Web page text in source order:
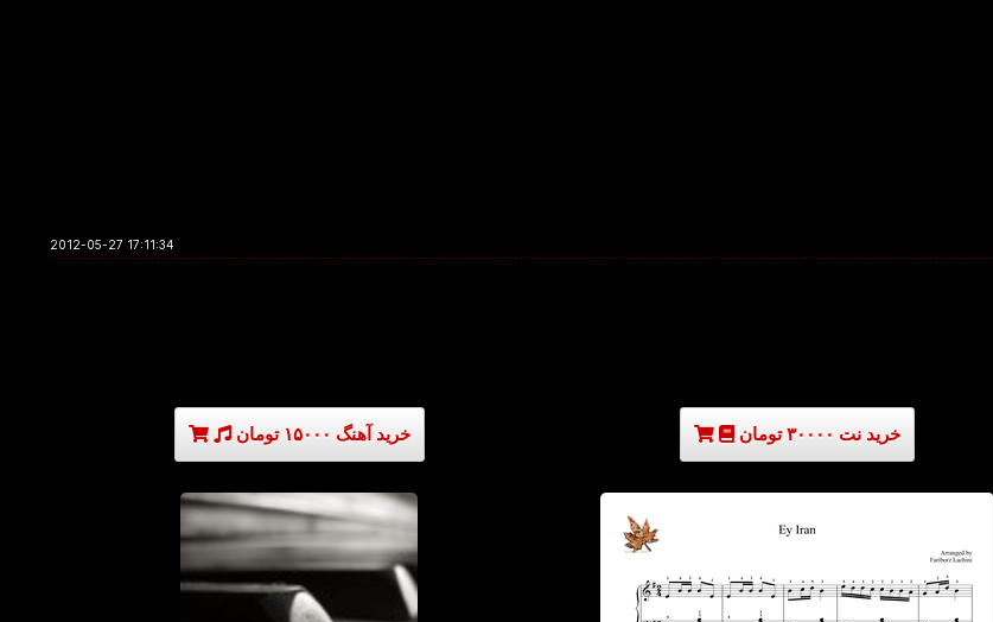
2012-05-27 17:11:34
خرید آهنگ ۱۵۰۰۰ تومان خرید نت ۳۰۰۰۰ تومان